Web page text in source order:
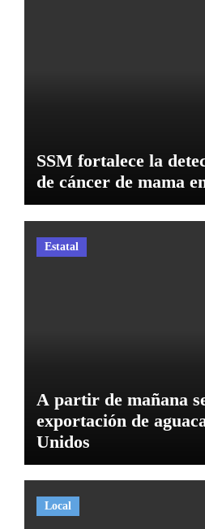
SSM fortalece la
de cáncer de mama
Estatal
A partir de mañana
exportación de
Unidos
Local